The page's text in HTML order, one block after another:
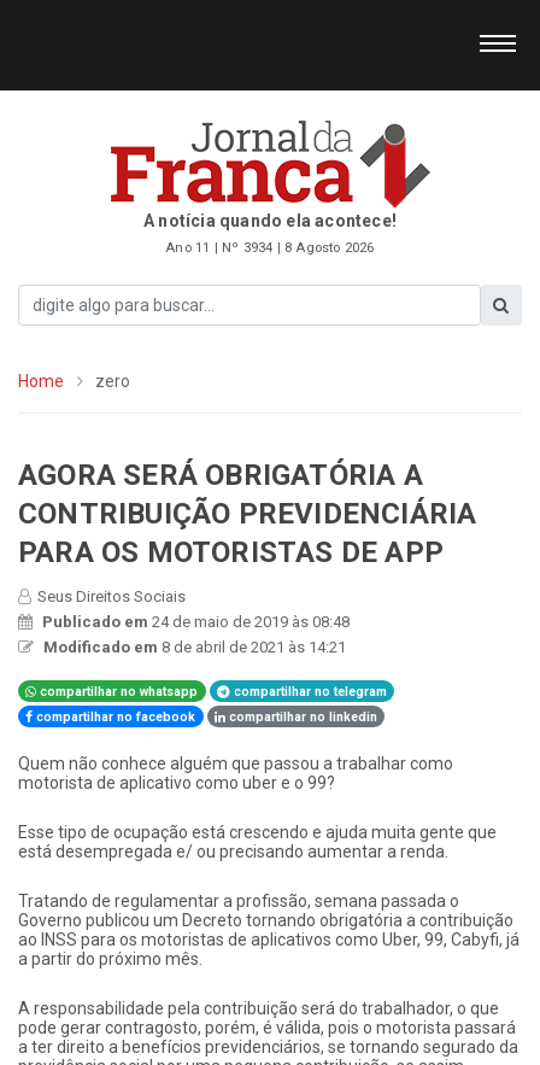
A notícia quando ela acontece!
Ano 11 | Nº 3934 | 8 Agosto 2026
Home zero
AGORA SERÁ OBRIGATÓRIA A
CONTRIBUIÇÃO PREVIDENCIÁRIA
PARA OS MOTORISTAS DE APP
Seus Direitos Sociais
Publicado em 24 de maio de 2019 às 08:48
Modificado em 8 de abril de 2021 às 14:21
compartilhar no whatsapp
compartilhar no telegram
compartilhar no facebook
compartilhar no linkedin
​Quem não conhece alguém que passou a trabalhar como
motorista de aplicativo como uber e o 99?
Esse tipo de ocupação está crescendo e ajuda muita gente que
está desempregada e/ ou precisando aumentar a renda.
Tratando de regulamentar a profissão, semana passada o
Governo publicou um Decreto tornando obrigatória a contribuição
ao INSS para os motoristas de aplicativos como Uber, 99, Cabyfi, já
a partir do próximo mês.
A responsabilidade pela contribuição será do trabalhador, o que
pode gerar contragosto, porém, é válida, pois o motorista passará
a ter direito a benefícios previdenciários, se tornando segurado da